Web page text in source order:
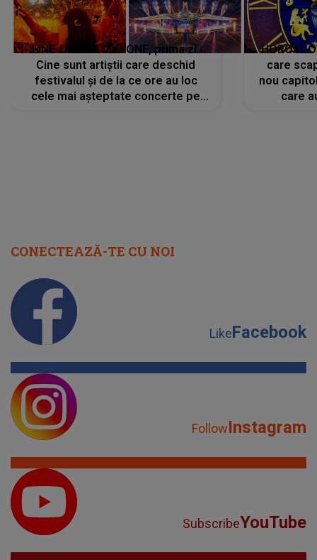
LINE-UP UNTOLD ONE, prima zi.
Cine sunt artiștii care deschid
festivalul și de la ce ore au loc
cele mai așteptate concerte pe
care
nou
care
CONECTEAZĂ-TE CU NOI
LikeFacebook
FollowInstagram
SubscribeYouTube